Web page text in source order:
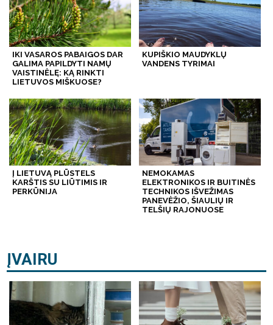
IKI VASAROS PABAIGOS DAR
GALIMA PAPILDYTI NAMŲ
VAISTINĖLĘ: KĄ RINKTI
LIETUVOS MIŠKUOSE?
KUPIŠKIO MAUDYKLŲ
VANDENS TYRIMAI
Į LIETUVĄ PLŪSTELS
KARŠTIS SU LIŪTIMIS IR
PERKŪNIJA
NEMOKAMAS
ELEKTRONIKOS IR BUITINĖS
TECHNIKOS IŠVEŽIMAS
PANEVĖŽIO, ŠIAULIŲ IR
TELŠIŲ RAJONUOSE
ĮVAIRU